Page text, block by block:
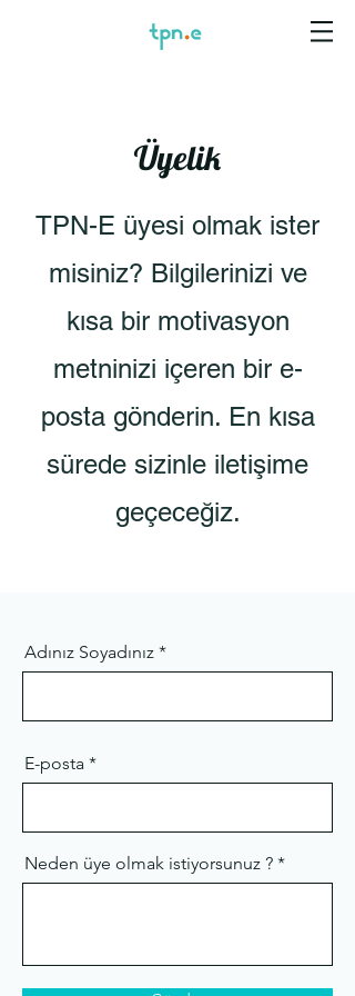
Üyelik
TPN-E üyesi olmak ister
misiniz? Bilgilerinizi ve
kısa bir motivasyon
metninizi içeren bir e-
posta gönderin. En kısa
sürede sizinle iletişime
geçeceğiz.
Adınız Soyadınız
E-posta
Neden üye olmak istiyorsunuz ?